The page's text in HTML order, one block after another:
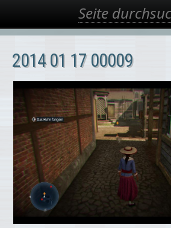
Suchformular
Suche
2014 01 17 00009